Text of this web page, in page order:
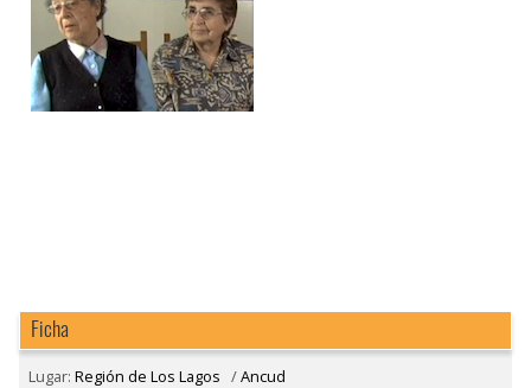
Ficha
Lugar: Región de Los Lagos /Ancud